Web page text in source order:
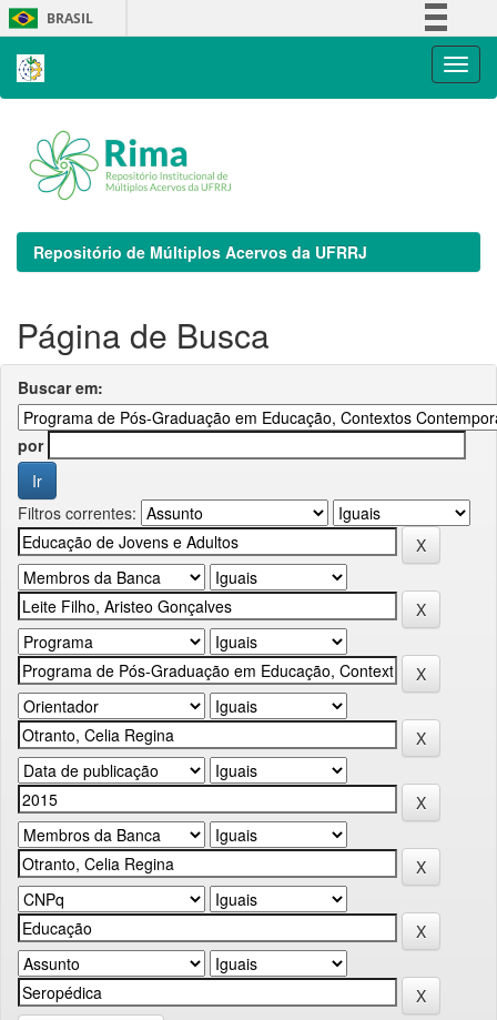
Skip
navigation
BRASIL
Repositório de Múltiplos Acervos da UFRRJ
Página de Busca
Buscar em:
por
Filtros correntes: